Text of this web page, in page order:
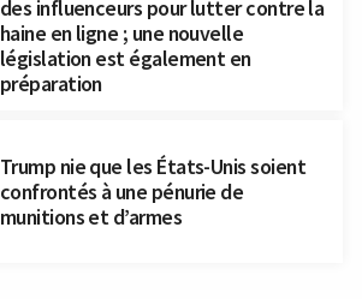
des influenceurs pour lutter contre la
haine en ligne ; une nouvelle
législation est également en
préparation
Trump nie que les États-Unis soient
confrontés à une pénurie de
munitions et d’armes